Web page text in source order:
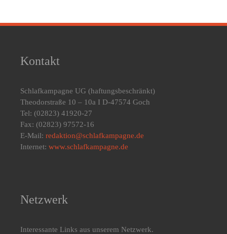
Kontakt
Schlafkampagne UG (haftungsbeschränkt)
Theodorstraße 10 – 10a I D-47574 Goch
Tel: (02823) 41920-27
Fax: (02823) 97572-16
E-Mail: redaktion@schlafkampagne.de
Internet: www.schlafkampagne.de
Netzwerk
Interessante Links aus unserem Netzwerk.